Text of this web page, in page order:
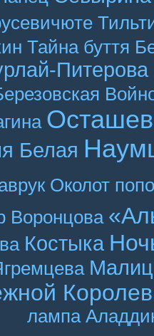
Тайна буття
Питерова
Белая
Околот
Воронцова
Костыка
лампа